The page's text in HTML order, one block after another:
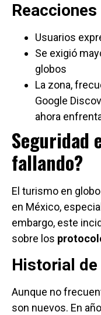
Usuarios
Se exigió
globos
La zona,
Google
ahora
Seguridad
fallando?
El turismo en
en México,
embargo, este
sobre los
Historial
Aunque no
son nuevos. En